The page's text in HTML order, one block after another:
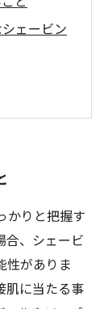
ェービン
効果
かりと把握す
合、シェービ
性がありま
肌に当たる事